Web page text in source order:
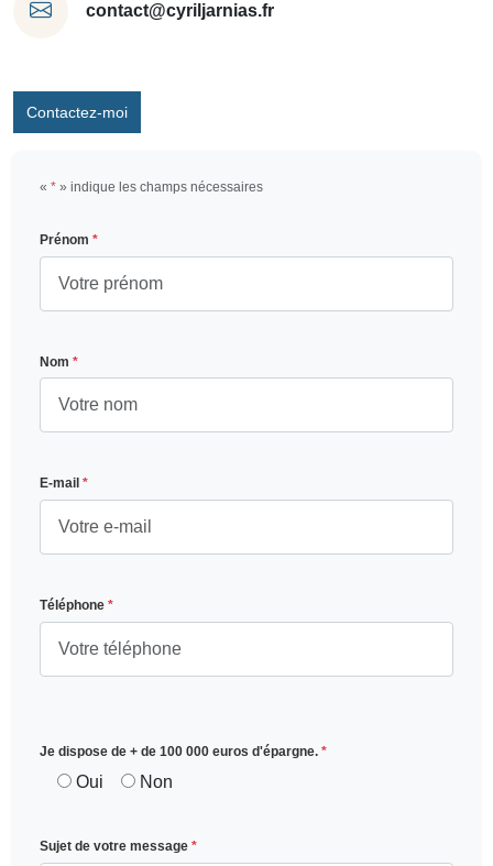
contact@cyriljarnias.fr
Contactez-moi
« * » indique les champs nécessaires
Prénom *
Nom *
E-mail *
Téléphone *
Je dispose de + de 100 000 euros d'épargne. *
Oui Non
Sujet de votre message *